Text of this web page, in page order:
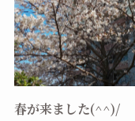
春が来ました(^^)/